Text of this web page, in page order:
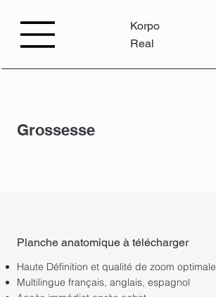
Korpo
Real
Grossesse
Planche anatomique à télécharger​
Haute Définition et qualité de zoom optimale
Multilingue français, anglais, espagnol